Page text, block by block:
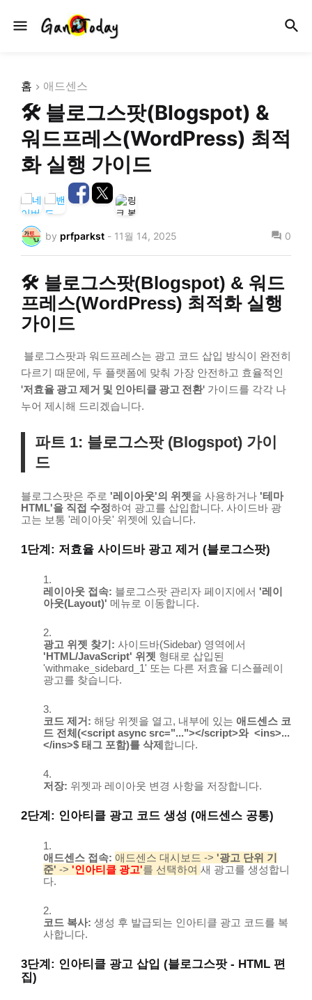
홈 애드센스
🛠️ 블로그스팟(Blogspot) &
워드프레스(WordPress) 최적
화 실행 가이드
by prfparkst - 11월 14, 2025 0
🛠️ 블로그스팟(Blogspot) & 워드
프레스(WordPress) 최적화 실행
가이드
블로그스팟과 워드프레스는 광고 코드 삽입 방식이 완전히
다르기 때문에, 두 플랫폼에 맞춰 가장 안전하고 효율적인
'저효율 광고 제거 및 인아티클 광고 전환' 가이드를 각각 나
누어 제시해 드리겠습니다.
파트 1: 블로그스팟 (Blogspot) 가이
드
블로그스팟은 주로 '레이아웃'의 위젯을 사용하거나 '테마
HTML'을 직접 수정하여 광고를 삽입합니다. 사이드바 광
고는 보통 '레이아웃' 위젯에 있습니다.
1단계: 저효율 사이드바 광고 제거 (블로그스팟)
레이아웃 접속: 블로그스팟 관리자 페이지에서 '레이
아웃(Layout)' 메뉴로 이동합니다.
광고 위젯 찾기: 사이드바(Sidebar) 영역에서
'HTML/JavaScript' 위젯 형태로 삽입된
'withmake_sidebard_1' 또는 다른 저효율 디스플레이
광고를 찾습니다.
코드 제거: 해당 위젯을 열고, 내부에 있는 애드센스 코
드 전체(<script async src="..."></script>와 <ins>...
</ins>$ 태그 포함)를 삭제 합니다.
저장: 위젯과 레이아웃 변경 사항을 저장합니다.
2단계: 인아티클 광고 코드 생성 (애드센스 공통)
애드센스 접속: 애드센스 대시보드 -> '광고 단위 기
준' -> '인아티클 광고'를 선택하여 새 광고를 생성합니
다.
코드 복사: 생성 후 발급되는 인아티클 광고 코드를 복
사합니다.
3단계: 인아티클 광고 삽입 (블로그스팟 - HTML 편
집)